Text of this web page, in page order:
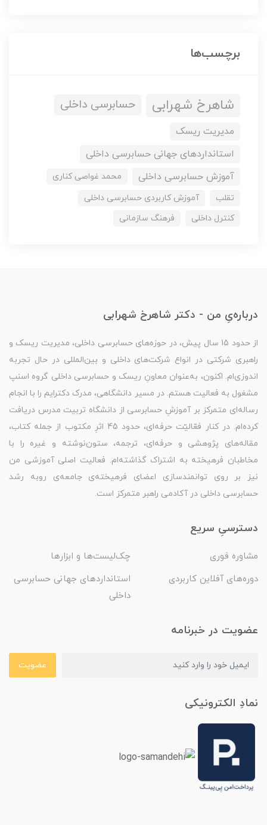
برچسب‌ها
شاهرخ شهرابی حسابرسی داخلی
مدیریت ریسک
استانداردهای جهانی حسابرسی داخلی
آموزش حسابرسی داخلی
محمد غواصی کناری
تقلب
آموزش کاربردی حسابرسی داخلی
کنترل داخلی
فرهنگ سازمانی
درباره‌یِ من - دکتر شاهرخ شهرابی
از حدود 15 سال پیش، در حوزه‌های حسابرسی داخلی، مدیریت ریسک و
راهبری شرکتی در انواع شرکت‌های داخلی و بین‌المللی در حال تجربه
اندوزی‌ام. اکنون، به‌عنوان معاونِ ریسک و حسابرسی داخلی گروه اسنپ
مشغول به فعالیت هستم. در مسیر دانشگاهی، مدرک دکترایم را با انجام
رساله‌ای متمرکز بر آموزشِ حسابرسی از دانشگاه تربیت مدرس دریافت
کرده‌ام. در کنار فعّالیّت حرفه‌ای، حدود 45 اثرِ مکتوب از جمله کتاب،
مقاله‌های پژوهشی و حرفه‌ای، ترجمه، ستون‌نوشته و غیره را با
مخاطبان فرهیخته به اشتراک گذاشته‌ام. فعالیت اصلی آموزشی من
نیز بر روی توانمندسازی اعضای فرهیخته‌ی جامعه‌ی روبه رشد
حسابرسی داخلی در آکادمی راهبر متمرکز است.
دسترسیِ سریع
مشاوره فوری
چک‌لیست‌ها و ابزارها
دوره‌های آفلاین کاربردی
استانداردهای جهانی حسابرسی
داخلی
عضویت در خبرنامه
عضویت
نمادِ الکترونیکی